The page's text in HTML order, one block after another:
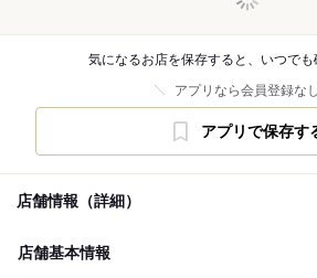
気になるお店を保存すると、いつでも
アプリなら会員登録なし
アプリで保存す
店舗情報（詳細）
店舗基本情報